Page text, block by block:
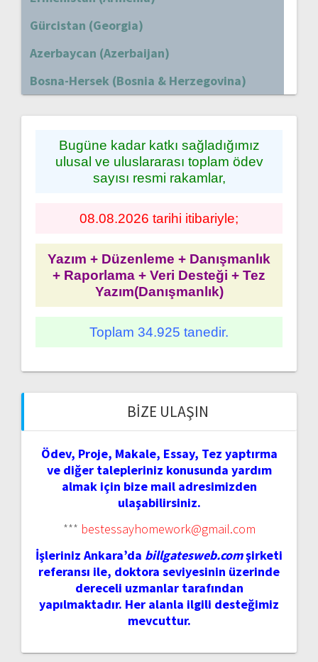
Gürcistan (Georgia)
Azerbaycan (Azerbaijan)
Bosna-Hersek (Bosnia & Herzegovina)
Bugüne kadar katkı sağladığımız
ulusal ve uluslararası toplam ödev
sayısı resmi rakamlar,
08.08.2026 tarihi itibariyle;
Yazım + Düzenleme + Danışmanlık
+ Raporlama + Veri Desteği + Tez
Yazım(Danışmanlık)
Toplam 34.925 tanedir.
BIZE ULAŞIN
Ödev, Proje, Makale, Essay, Tez yaptırma
ve diğer talepleriniz konusunda yardım
almak için bize mail adresimizden
ulaşabilirsiniz.
*** bestessayhomework@gmail.com
İşleriniz Ankara’da billgatesweb.comşirketi
referansı ile, doktora seviyesinin üzerinde
dereceli uzmanlar tarafından
yapılmaktadır. Her alanla ilgili desteğimiz
mevcuttur.